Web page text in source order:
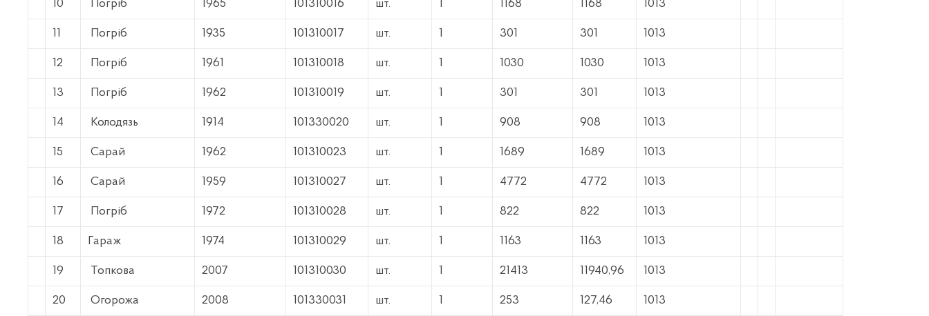
10 Погріб 1965 101310016 шт. 1 1168 1168 1013
11 Погріб 1935 101310017 шт. 1 301 301 1013
12 Погріб 1961 101310018 шт. 1 1030 1030 1013
13 Погріб 1962 101310019 шт. 1 301 301 1013
14 Колодязь 1914 101330020 шт. 1 908 908 1013
15 Сарай 1962 101310023 шт. 1 1689 1689 1013
16 Сарай 1959 101310027 шт. 1 4772 4772 1013
17 Погріб 1972 101310028 шт. 1 822 822 1013
18 Гараж 1974 101310029 шт. 1 1163 1163 1013
19 Топкова 2007 101310030 шт. 1 21413 11940,96 1013
20 Огорожа 2008 101330031 шт. 1 253 127,46 1013